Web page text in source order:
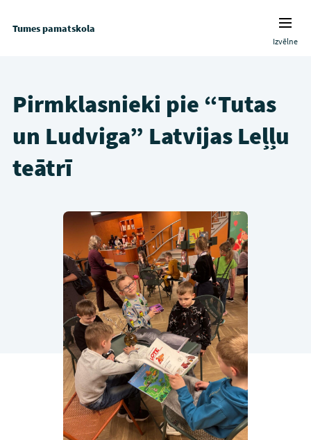
Tumes pamatskola
Izvēlne
Pirmklasnieki pie “Tutas
un Ludviga” Latvijas Leļļu
teātrī